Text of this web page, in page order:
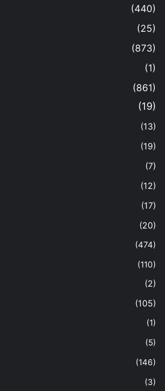
(440)
(25)
(873)
(1)
(861)
(19)
(13)
(19)
(7)
(12)
(17)
(20)
(474)
(110)
(2)
(105)
(1)
(5)
(146)
(3)